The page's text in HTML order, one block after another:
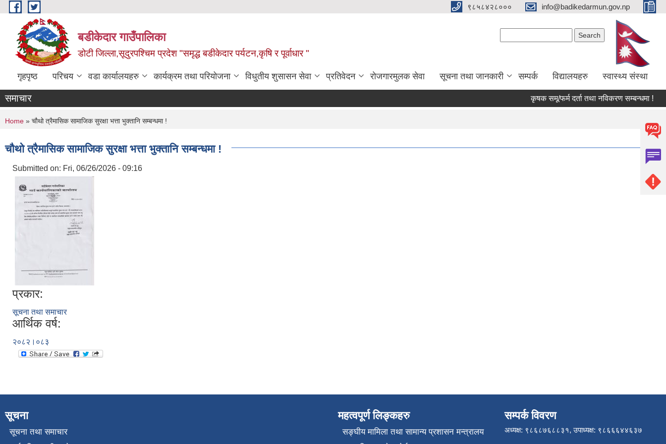
Skip to main content ९८५८४२८००० info@badikedarmun.gov.np
बडीकेदार गाउँपालिका
डोटी जिल्ला,सूदुरपश्चिम प्रदेश "समृद्ध बडीकेदार पर्यटन,कृषि र पूर्वाधार "
गृहपृष्ठ परिचय वडा कार्यालयहरु कार्यक्रम तथा परियोजना विधुतीय शुसासन सेवा प्रतिवेदन रोजगारमुलक सेवा सूचना तथा जानकारी सम्पर्क विद्यालयहरु स्वास्थ्य संस्था
समाचार कृषक समू/फर्म दर्ता तथा नविकरण सम्बन्धमा !
You are here
Home » चौथो त्रैमासिक सामाजिक सुरक्षा भत्ता भुक्तानि सम्बन्धमा !
चौथो त्रैमासिक सामाजिक सुरक्षा भत्ता भुक्तानि सम्बन्धमा !
Submitted on: Fri, 06/26/2026 - 09:16
प्रकार:
सूचना तथा समाचार
आर्थिक वर्ष:
२०८२।०८३
सूचना
सूचना तथा समाचार
महत्वपूर्ण लिङ्कहरु
सङ्‍घीय मामिला तथा सामान्य प्रशासन मन्त्रालय
सम्पर्क विवरण
अध्यक्ष: ९८६८७६८८३१, उपाध्यक्ष: ९८६६६४४६३७